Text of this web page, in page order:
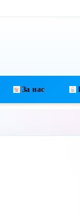
За нас